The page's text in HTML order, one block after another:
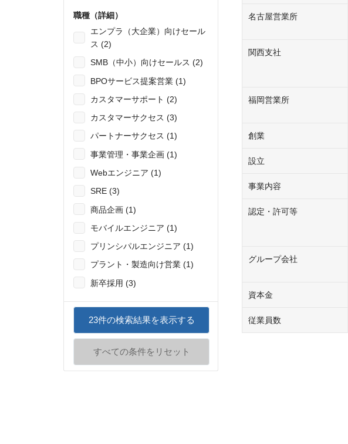
職種（詳細）
エンプラ（大企業）向けセール
ス (2)
SMB（中小）向けセールス (2)
BPOサービス提案営業 (1)
カスタマーサポート (2)
カスタマーサクセス (3)
パートナーサクセス (1)
事業管理・事業企画 (1)
Webエンジニア (1)
SRE (3)
商品企画 (1)
モバイルエンジニア (1)
プリンシパルエンジニア (1)
プラント・製造向け営業 (1)
新卒採用 (3)
23件の検索結果を表示する
すべての条件をリセット
名古屋営業所
関西支社
福岡営業所
創業
設立
事業内容
認定・許可等
グループ会社
資本金
従業員数